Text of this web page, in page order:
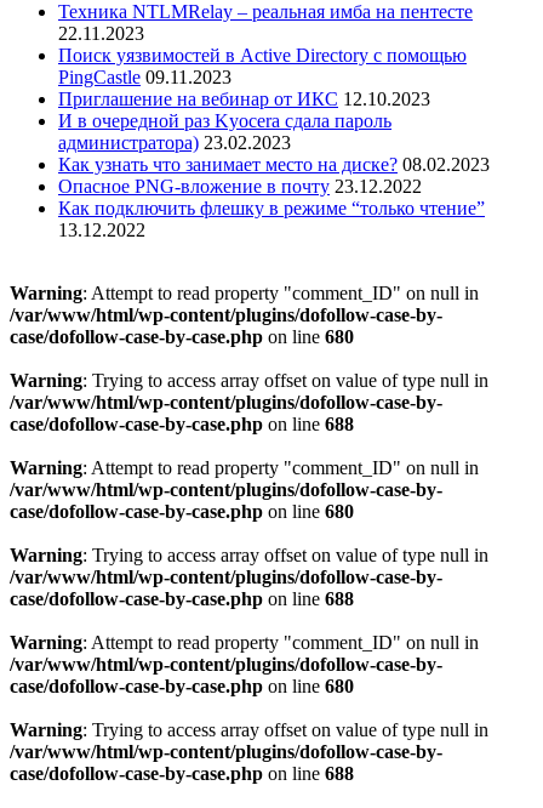
Техника NTLMRelay – реальная имба на пентесте
22.11.2023
Поиск уязвимостей в Active Directory с помощью
PingCastle 09.11.2023
Приглашение на вебинар от ИКС 12.10.2023
И в очередной раз Kyocera сдала пароль
администратора) 23.02.2023
Как узнать что занимает место на диске? 08.02.2023
Опасное PNG-вложение в почту 23.12.2022
Как подключить флешку в режиме “только чтение”
13.12.2022
Warning: Attempt to read property "comment_ID" on null in
/var/www/html/wp-content/plugins/dofollow-case-by-
case/dofollow-case-by-case.php on line 680
Warning: Trying to access array offset on value of type null in
/var/www/html/wp-content/plugins/dofollow-case-by-
case/dofollow-case-by-case.php on line 688
Warning: Attempt to read property "comment_ID" on null in
/var/www/html/wp-content/plugins/dofollow-case-by-
case/dofollow-case-by-case.php on line 680
Warning: Trying to access array offset on value of type null in
/var/www/html/wp-content/plugins/dofollow-case-by-
case/dofollow-case-by-case.php on line 688
Warning: Attempt to read property "comment_ID" on null in
/var/www/html/wp-content/plugins/dofollow-case-by-
case/dofollow-case-by-case.php on line 680
Warning: Trying to access array offset on value of type null in
/var/www/html/wp-content/plugins/dofollow-case-by-
case/dofollow-case-by-case.php on line 688